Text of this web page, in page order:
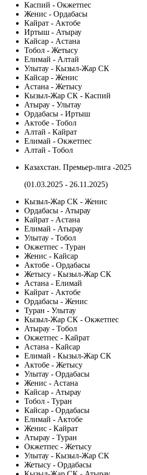
Каспий - Окжетпес
Женис - Ордабасы
Кайрат - Актобе
Иртыш - Атырау
Кайсар - Астана
Тобол - Жетысу
Елимай - Алтай
Улытау - Кызыл-Жар СК
Кайсар - Женис
Астана - Жетысу
Кызыл-Жар СК - Каспий
Атырау - Улытау
Ордабасы - Иртыш
Актобе - Тобол
Алтай - Кайрат
Елимай - Окжетпес
Алтай - Тобол
Казахстан. Премьер-лига -2025
(01.03.2025 - 26.11.2025)
Кызыл-Жар СК - Женис
Ордабасы - Атырау
Кайрат - Астана
Елимай - Атырау
Улытау - Тобол
Окжетпес - Туран
Женис - Кайсар
Актобе - Ордабасы
Жетысу - Кызыл-Жар СК
Астана - Елимай
Кайрат - Актобе
Ордабасы - Женис
Туран - Улытау
Кызыл-Жар СК - Окжетпес
Атырау - Тобол
Окжетпес - Кайрат
Астана - Кайсар
Елимай - Кызыл-Жар СК
Актобе - Жетысу
Улытау - Ордабасы
Женис - Астана
Кайсар - Атырау
Тобол - Туран
Кайсар - Ордабасы
Елимай - Актобе
Женис - Кайрат
Атырау - Туран
Окжетпес - Жетысу
Улытау - Кызыл-Жар СК
Жетысу - Ордабасы